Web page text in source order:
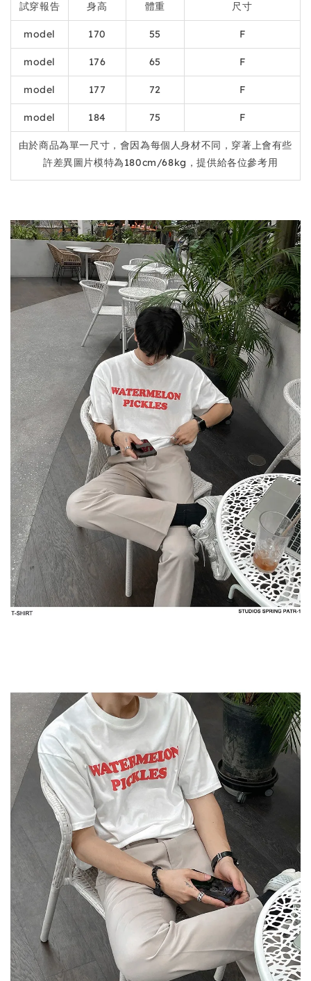
試穿報告 身高 體重 尺寸
model 170 55 F
model 176 65 F
model 177 72 F
model 184 75 F
由於商品為單一尺寸，會因為每個人身材不同，穿著上會有些
許差異圖片模特為180cm/68kg，提供給各位參考用